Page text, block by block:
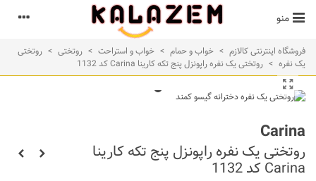
منو
فروشگاه اینترنتی کالازم > خواب و حمام > خواب و استراحت > روتختی > روتختی
یک نفره > روتختی یک نفره راپونزل پنج تکه کارینا Carina کد 1132
Carina
روتختی یک نفره راپونزل پنج تکه کارینا
Carina کد 1132